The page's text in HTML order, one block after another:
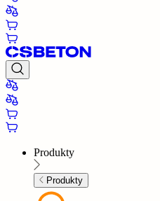
Produkty
Produkty